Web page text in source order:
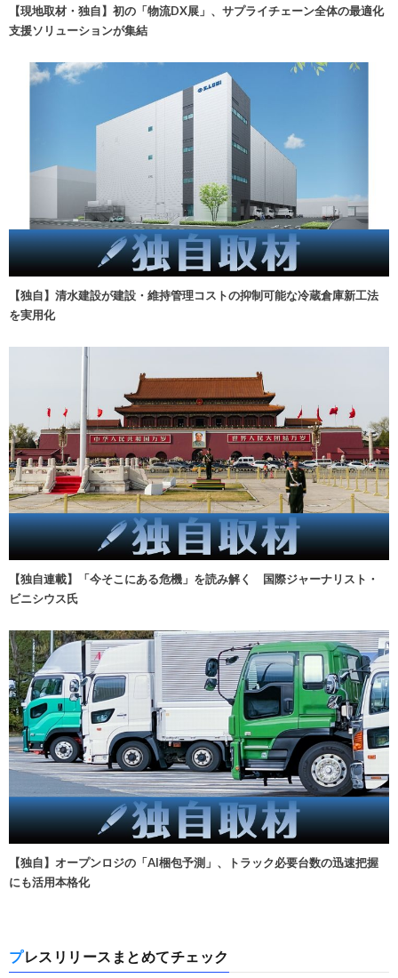
【現地取材・独自】初の「物流DX展」、サプライチェーン全体の最適化
支援ソリューションが集結
【独自】清水建設が建設・維持管理コストの抑制可能な冷蔵倉庫新工法
を実用化
【独自連載】「今そこにある危機」を読み解く 国際ジャーナリスト・
ビニシウス氏
【独自】オープンロジの「AI梱包予測」、トラック必要台数の迅速把握
にも活用本格化
プレスリリースまとめてチェック